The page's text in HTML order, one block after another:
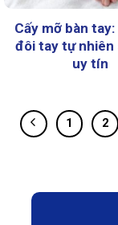
Cấy mỡ bàn
đôi tay tự nhiên
uy tín
1 2